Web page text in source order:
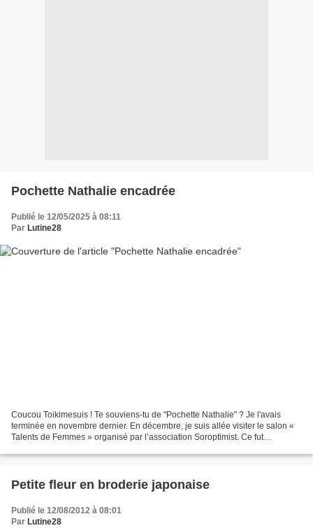
Pochette Nathalie encadrée
Publié le 12/05/2025 à 08:11
Par Lutine28
Coucou Toikimesuis ! Te souviens-tu de "Pochette Nathalie" ? Je l'avais
terminée en novembre dernier. En décembre, je suis allée visiter le salon «
Talents de Femmes » organisé par l’association Soroptimist. Ce fut
Petite fleur en broderie japonaise
Publié le 12/08/2012 à 08:01
Par Lutine28